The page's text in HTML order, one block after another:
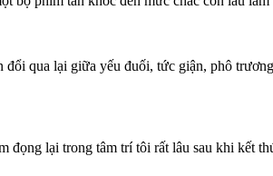
qua lại giữa yếu đuối, tức giận, phô
đọng lại trong tâm trí tôi rất lâu sau khi kết